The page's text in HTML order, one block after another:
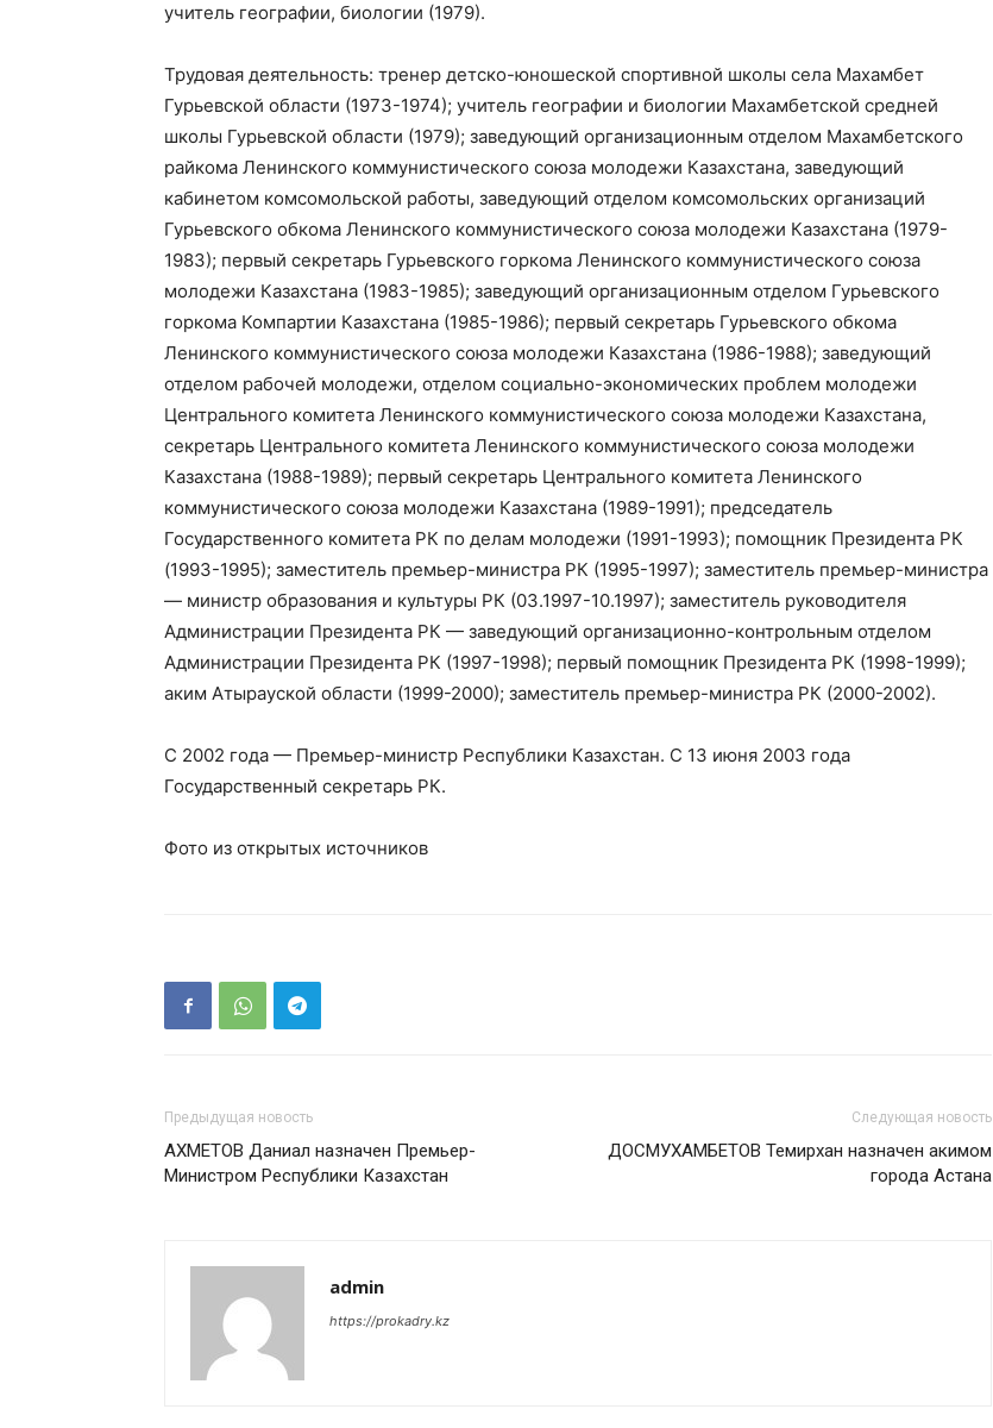
учитель географии, биологии (1979).
Трудовая деятельность: тренер детско-юношеской спортивной школы села Махамбет
Гурьевской области (1973-1974); учитель географии и биологии Махамбетской средней
школы Гурьевской области (1979); заведующий организационным отделом Махамбетского
райкома Ленинского коммунистического союза молодежи Казахстана, заведующий
кабинетом комсомольской работы, заведующий отделом комсомольских организаций
Гурьевского обкома Ленинского коммунистического союза молодежи Казахстана (1979-
1983); первый секретарь Гурьевского горкома Ленинского коммунистического союза
молодежи Казахстана (1983-1985); заведующий организационным отделом Гурьевского
горкома Компартии Казахстана (1985-1986); первый секретарь Гурьевского обкома
Ленинского коммунистического союза молодежи Казахстана (1986-1988); заведующий
отделом рабочей молодежи, отделом социально-экономических проблем молодежи
Центрального комитета Ленинского коммунистического союза молодежи Казахстана,
секретарь Центрального комитета Ленинского коммунистического союза молодежи
Казахстана (1988-1989); первый секретарь Центрального комитета Ленинского
коммунистического союза молодежи Казахстана (1989-1991); председатель
Государственного комитета РК по делам молодежи (1991-1993); помощник Президента РК
(1993-1995); заместитель премьер-министра РК (1995-1997); заместитель премьер-министра
— министр образования и культуры РК (03.1997-10.1997); заместитель руководителя
Администрации Президента РК — заведующий организационно-контрольным отделом
Администрации Президента РК (1997-1998); первый помощник Президента РК (1998-1999);
аким Атырауской области (1999-2000); заместитель премьер-министра РК (2000-2002).
С 2002 года — Премьер-министр Республики Казахстан. С 13 июня 2003 года
Государственный секретарь РК.
Фото из открытых источников
Предыдущая новость
АХМЕТОВ Даниал назначен Премьер-
Министром Республики Казахстан
Следующая новость
ДОСМУХАМБЕТОВ Темирхан назначен акимом
города Астана
admin
https://prokadry.kz